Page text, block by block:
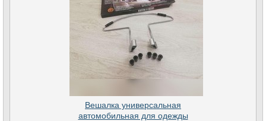
Вешалка универсальная
автомобильная для одежды